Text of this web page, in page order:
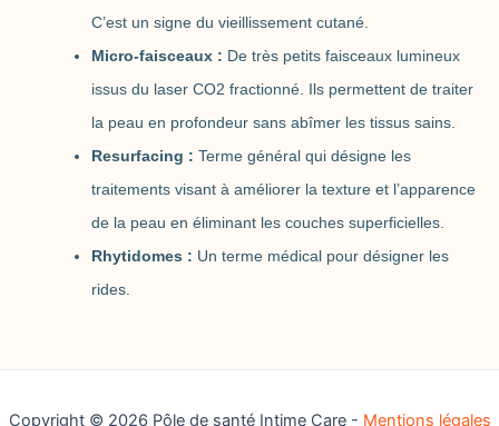
C’est un signe du vieillissement cutané.
Micro-faisceaux : De très petits faisceaux lumineux
issus du laser CO2 fractionné. Ils permettent de traiter
la peau en profondeur sans abîmer les tissus sains.
Resurfacing : Terme général qui désigne les
traitements visant à améliorer la texture et l’apparence
de la peau en éliminant les couches superficielles.
Rhytidomes : Un terme médical pour désigner les
rides.
Copyright © 2026 Pôle de santé Intime Care - Mentions légales